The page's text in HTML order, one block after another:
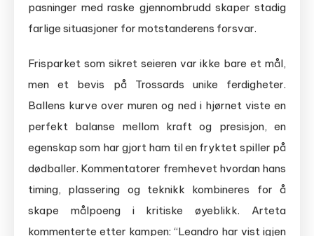
pasninger med raske gjennombrudd skaper stadig
farlige situasjoner for motstanderens forsvar.
Frisparket som sikret seieren var ikke bare et mål,
men et bevis på Trossards unike ferdigheter.
Ballens kurve over muren og ned i hjørnet viste en
perfekt balanse mellom kraft og presisjon, en
egenskap som har gjort ham til en fryktet spiller på
dødballer. Kommentatorer fremhevet hvordan hans
timing, plassering og teknikk kombineres for å
skape målpoeng i kritiske øyeblikk. Arteta
kommenterte etter kampen: “Leandro har vist igjen